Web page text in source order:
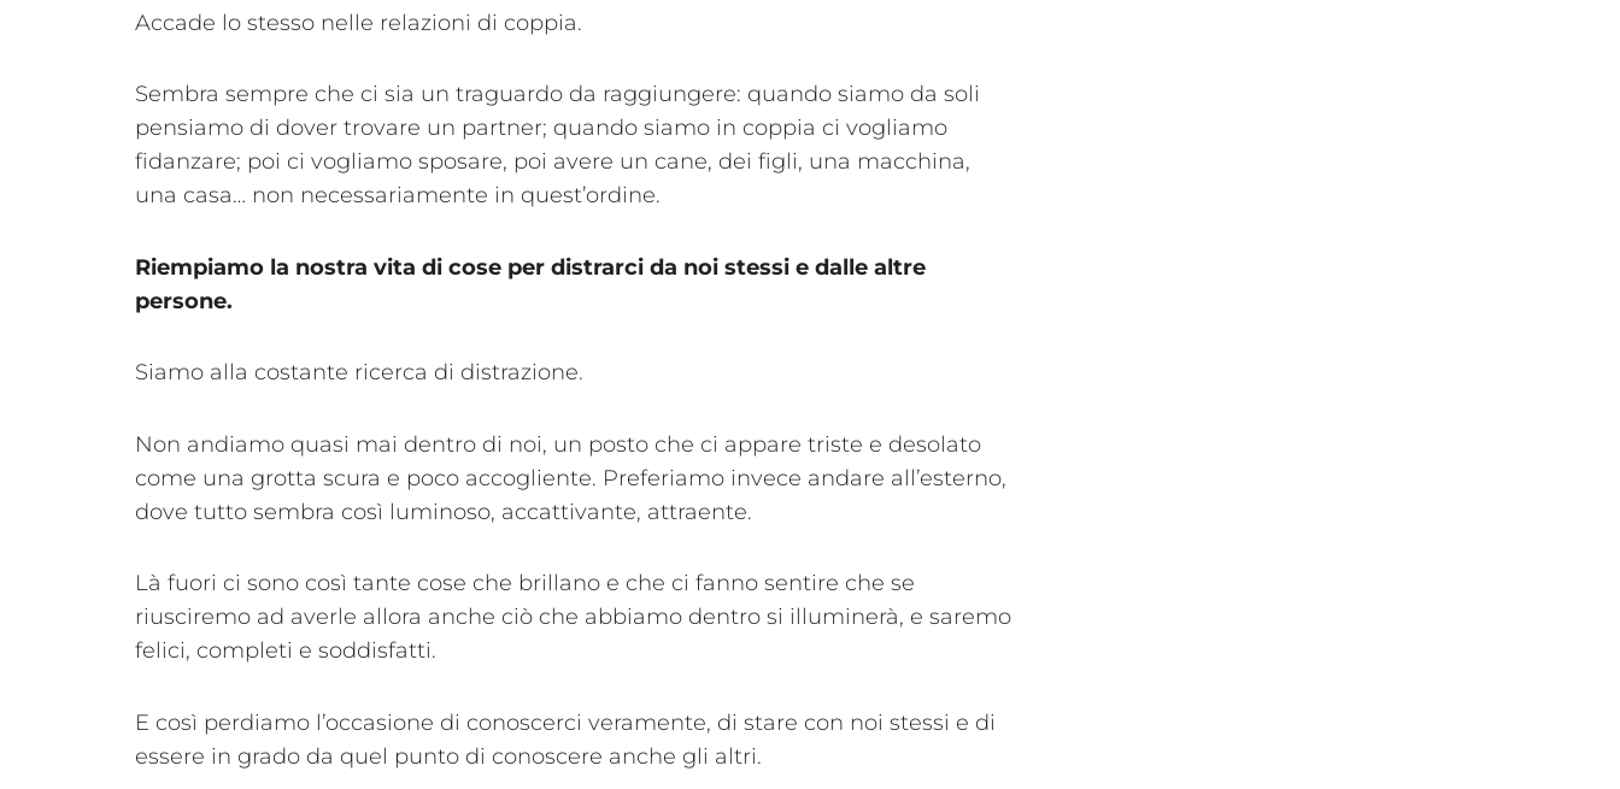
Accade lo stesso nelle relazioni di coppia.
Sembra sempre che ci sia un traguardo da raggiungere: quando siamo da soli
pensiamo di dover trovare un partner; quando siamo in coppia ci vogliamo
fidanzare; poi ci vogliamo sposare, poi avere un cane, dei figli, una macchina,
una casa… non necessariamente in quest’ordine.
Riempiamo la nostra vita di cose per distrarci da noi stessi e dalle altre
persone.
Siamo alla costante ricerca di distrazione.
Non andiamo quasi mai dentro di noi, un posto che ci appare triste e desolato
come una grotta scura e poco accogliente. Preferiamo invece andare all’esterno,
dove tutto sembra così luminoso, accattivante, attraente.
Là fuori ci sono così tante cose che brillano e che ci fanno sentire che se
riusciremo ad averle allora anche ciò che abbiamo dentro si illuminerà, e saremo
felici, completi e soddisfatti.
E così perdiamo l’occasione di conoscerci veramente, di stare con noi stessi e di
essere in grado da quel punto di conoscere anche gli altri.